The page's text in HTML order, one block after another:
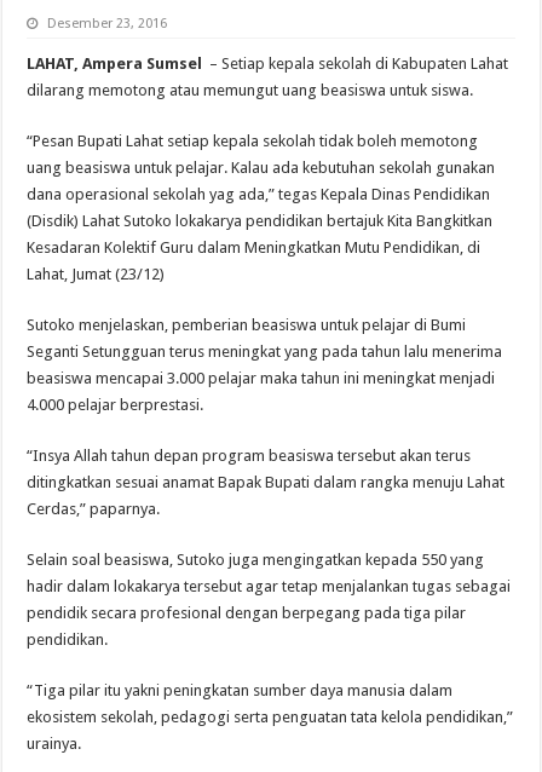
Desember 23, 2016
LAHAT, Ampera Sumsel
– Setiap kepala sekolah di Kabupaten Lahat
dilarang memotong atau memungut uang beasiswa untuk siswa.
“Pesan Bupati Lahat setiap kepala sekolah tidak boleh memotong
uang beasiswa untuk pelajar. Kalau ada kebutuhan sekolah gunakan
dana operasional sekolah yag ada,” tegas Kepala Dinas Pendidikan
(Disdik) Lahat Sutoko lokakarya pendidikan bertajuk Kita Bangkitkan
Kesadaran Kolektif Guru dalam Meningkatkan Mutu Pendidikan, di
Lahat, Jumat (23/12)
Sutoko menjelaskan, pemberian beasiswa untuk pelajar di Bumi
Seganti Setungguan terus meningkat yang pada tahun lalu menerima
beasiswa mencapai 3.000 pelajar maka tahun ini meningkat menjadi
4.000 pelajar berprestasi.
“Insya Allah tahun depan program beasiswa tersebut akan terus
ditingkatkan sesuai anamat Bapak Bupati dalam rangka menuju Lahat
Cerdas,” paparnya.
Selain soal beasiswa, Sutoko juga mengingatkan kepada 550 yang
hadir dalam lokakarya tersebut agar tetap menjalankan tugas sebagai
pendidik secara profesional dengan berpegang pada tiga pilar
pendidikan.
“Tiga pilar itu yakni peningkatan sumber daya manusia dalam
ekosistem sekolah, pedagogi serta penguatan tata kelola pendidikan,”
urainya.